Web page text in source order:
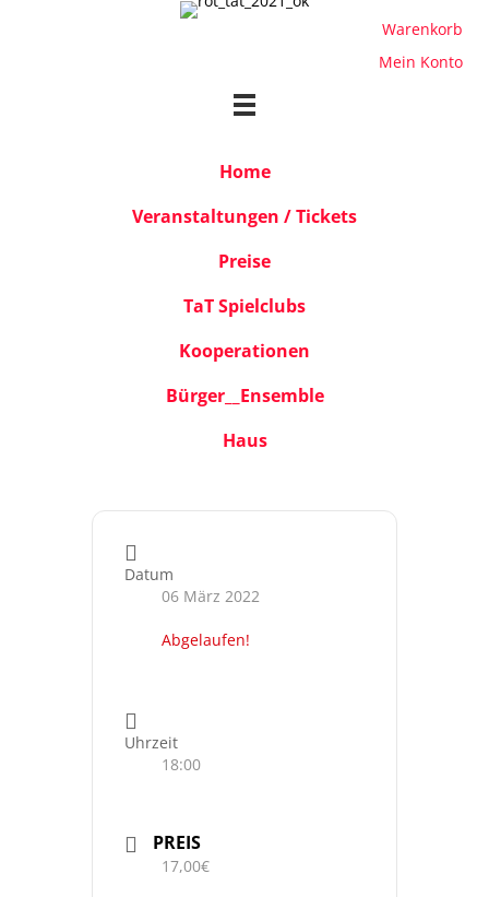
Warenkorb
Mein Konto
Home
Veranstaltungen / Tickets
Preise
TaT Spielclubs
Kooperationen
Bürger__Ensemble
Haus
Datum
06 März 2022
Abgelaufen!
Uhrzeit
18:00
PREIS
17,00€